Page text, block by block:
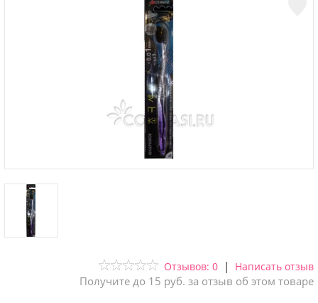
Отзывов: 0 | Написать отзыв
Получите до 15 руб. за отзыв об этом товаре